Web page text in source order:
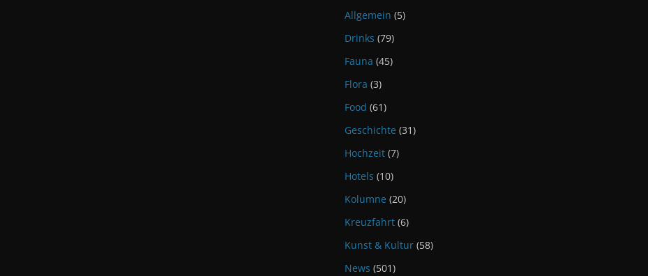
Allgemein (5)
Drinks (79)
Fauna (45)
Flora (3)
Food (61)
Geschichte (31)
Hochzeit (7)
Hotels (10)
Kolumne (20)
Kreuzfahrt (6)
Kunst & Kultur (58)
News (501)